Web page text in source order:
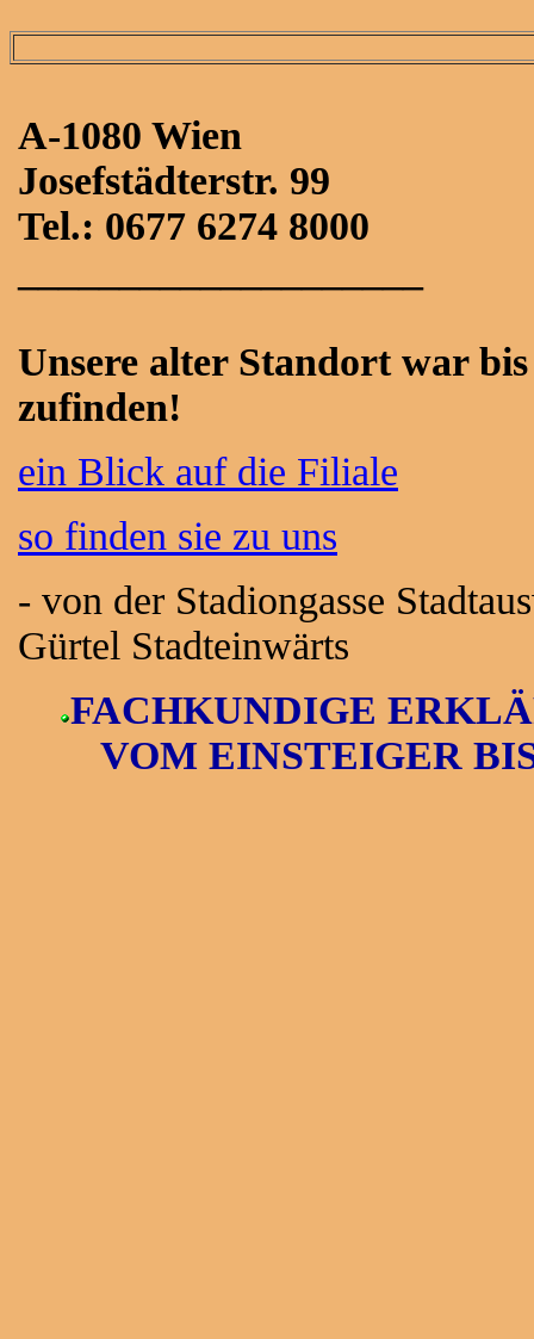
A-1080 Wien
Josefstädterstr. 99
Tel.: 0677 6274 8000
Unsere alter Standort war
zufinden!
ein Blick auf die Filiale
so finden sie zu uns
- von der Stadiongasse
Gürtel Stadteinwärts
FACHKUNDIGE
VOM EINSTEIGER